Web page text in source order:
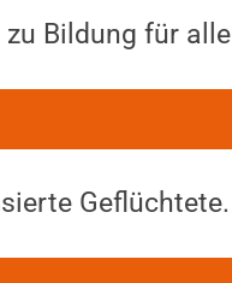
Bildung für
Geflüchtete.